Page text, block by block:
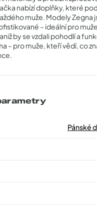
nabízí doplňky, které
muže. Modely Zegna
– ideální pro
by se vzdali pohodlí a
– pro muže, kteří vědí, co
Pánské